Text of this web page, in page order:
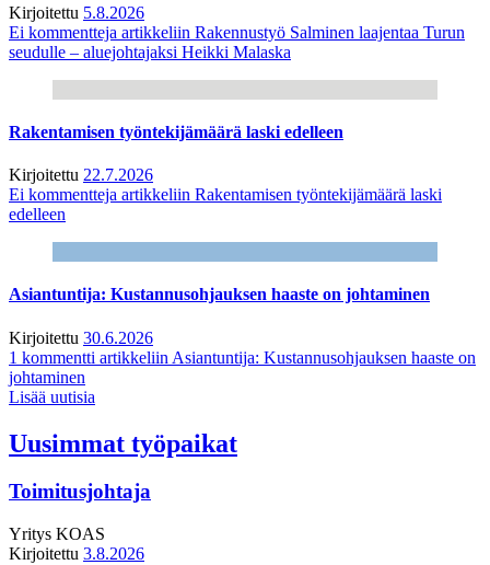
Kirjoitettu 5.8.2026
Ei kommentteja artikkeliin Rakennustyö Salminen laajentaa Turun
seudulle – aluejohtajaksi Heikki Malaska
Rakentamisen työntekijämäärä laski edelleen
Kirjoitettu 22.7.2026
Ei kommentteja artikkeliin Rakentamisen työntekijämäärä laski
edelleen
Asiantuntija: Kustannusohjauksen haaste on johtaminen
Kirjoitettu 30.6.2026
1 kommentti artikkeliin Asiantuntija: Kustannusohjauksen haaste on
johtaminen
Lisää uutisia
Uusimmat työpaikat
Toimitusjohtaja
Yritys KOAS
Kirjoitettu 3.8.2026